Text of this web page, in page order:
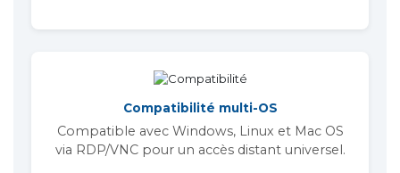
Compatibilité multi-OS
Compatible avec Windows, Linux et Mac OS
via RDP/VNC pour un accès distant universel.